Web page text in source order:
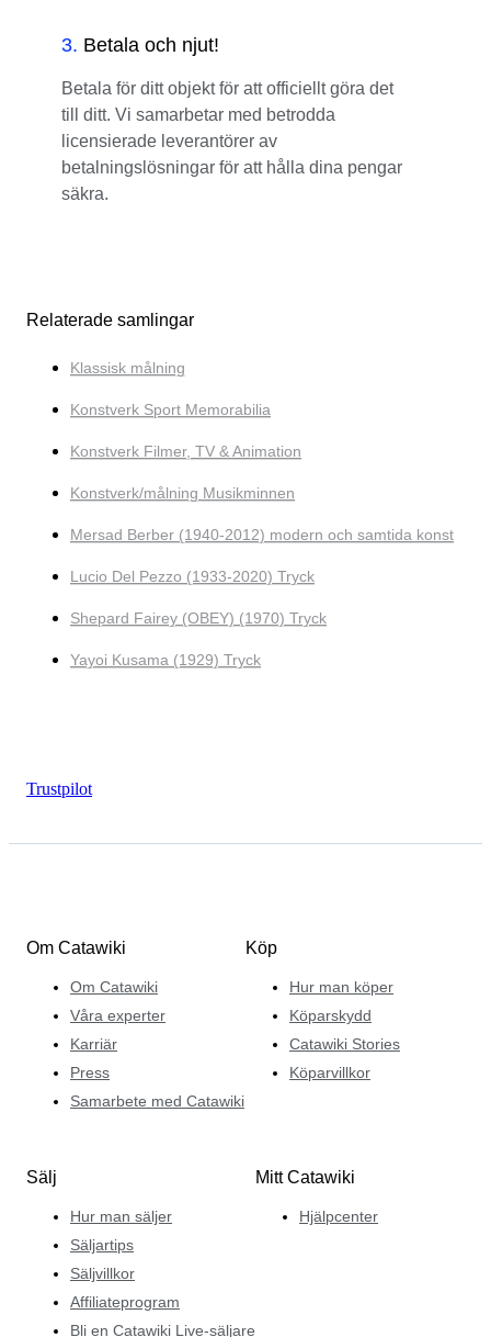
3. Betala och njut!
Betala för ditt objekt för att officiellt göra det
till ditt. Vi samarbetar med betrodda
licensierade leverantörer av
betalningslösningar för att hålla dina pengar
säkra.
Relaterade samlingar
Klassisk målning
Konstverk Sport Memorabilia
Konstverk Filmer, TV & Animation
Konstverk/målning Musikminnen
Mersad Berber (1940-2012) modern och samtida konst
Lucio Del Pezzo (1933-2020) Tryck
Shepard Fairey (OBEY) (1970) Tryck
Yayoi Kusama (1929) Tryck
Trustpilot
Om Catawiki
Om Catawiki
Våra experter
Karriär
Press
Samarbete med Catawiki
Köp
Hur man köper
Köparskydd
Catawiki Stories
Köparvillkor
Sälj
Hur man säljer
Säljartips
Säljvillkor
Affiliateprogram
Bli en Catawiki Live-säljare
Mitt Catawiki
Hjälpcenter